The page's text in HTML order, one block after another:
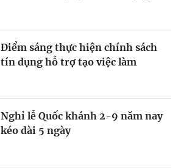
Điểm sáng thực hiện chính sách
tín dụng hỗ trợ tạo việc làm
Nghỉ lễ Quốc khánh 2-9 năm nay
kéo dài 5 ngày